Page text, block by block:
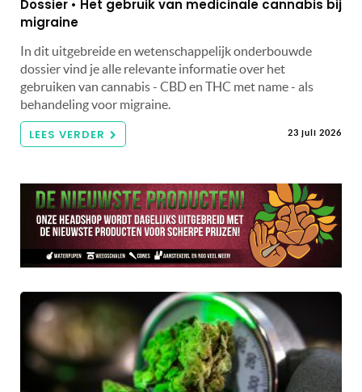
Dossier • Het gebruik van medicinale cannabis bij
migraine
In dit uitgebreide en wetenschappelijk onderbouwde
dossier vind je alle relevante informatie over het
gebruiken van cannabis - CBD en THC met name - als
behandeling voor migraine.
LEES VERDER 23 juli 2026